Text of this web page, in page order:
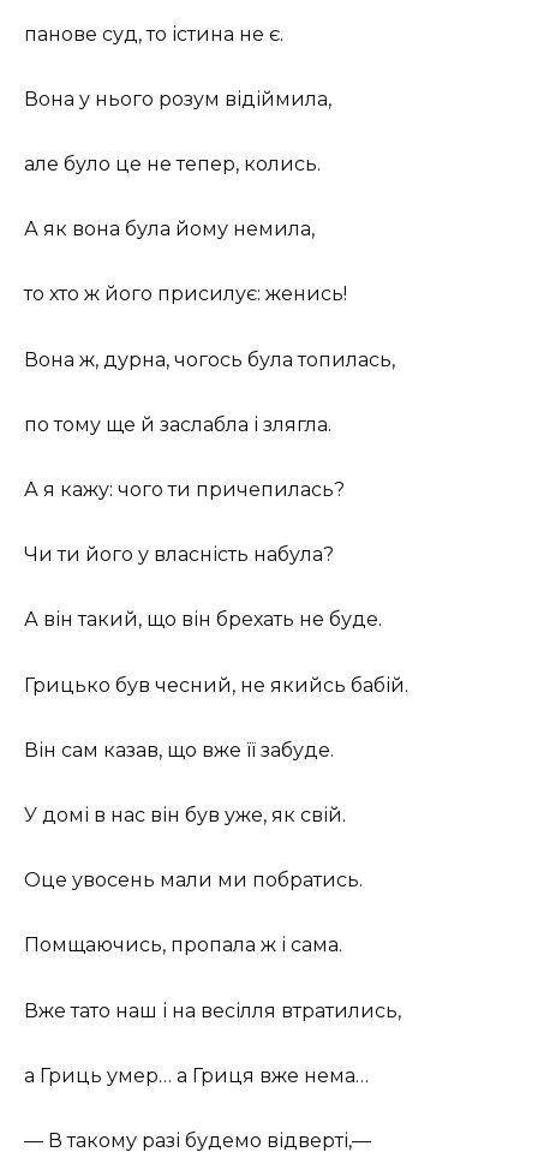
панове суд, то істина не є.
Вона у нього розум відіймила,
але було це не тепер, колись.
А як вона була йому немила,
то хто ж його присилує: женись!
Вона ж, дурна, чогось була топилась,
по тому ще й заслабла і злягла.
А я кажу: чого ти причепилась?
Чи ти його у власність набула?
А він такий, що він брехать не буде.
Грицько був чесний, не якийсь бабій.
Він сам казав, що вже її забуде.
У домі в нас він був уже, як свій.
Оце увосень мали ми побратись.
Помщаючись, пропала ж і сама.
Вже тато наш і на весілля втратились,
а Гриць умер… а Гриця вже нема…
— В такому разі будемо відверті,—